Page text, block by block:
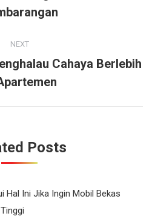
post:
NEXT
post:
Cahaya Berlebih
Posts
Hal Ini Jika Ingin Mobil Bekas